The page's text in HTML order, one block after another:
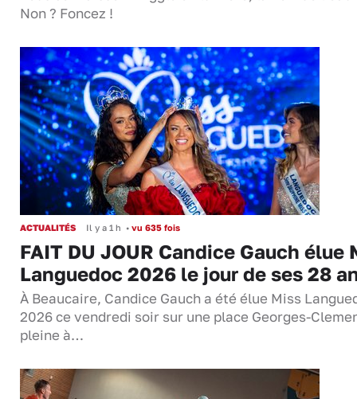
Non ? Foncez !
ACTUALITÉS Il y a 1 h • vu 635 fois
FAIT DU JOUR Candice Gauch élue
Languedoc 2026 le jour de ses 28
À Beaucaire, Candice Gauch a été élue Miss
2026 ce vendredi soir sur une place Georges-
pleine à…